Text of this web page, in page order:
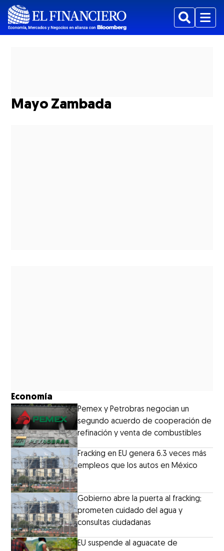
BuscarMenu
Mayo Zambada
Economía
Pemex y Petrobras negocian un
segundo acuerdo de cooperación de
refinación y venta de combustibles
Fracking en EU genera 6.3 veces más
empleos que los autos en México
Gobierno abre la puerta al fracking;
prometen cuidado del agua y
consultas ciudadanas
EU suspende al aguacate de